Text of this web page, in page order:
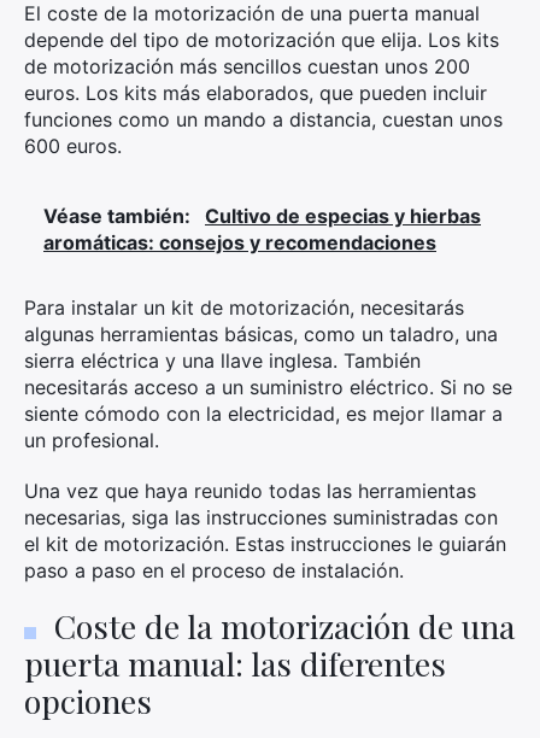
El coste de la motorización de una puerta manual
depende del tipo de motorización que elija. Los kits
de motorización más sencillos cuestan unos 200
euros. Los kits más elaborados, que pueden incluir
funciones como un mando a distancia, cuestan unos
600 euros.
Véase también:
Cultivo de especias y hierbas
aromáticas: consejos y recomendaciones
Para instalar un kit de motorización, necesitarás
algunas herramientas básicas, como un taladro, una
sierra eléctrica y una llave inglesa. También
necesitarás acceso a un suministro eléctrico. Si no se
siente cómodo con la electricidad, es mejor llamar a
un profesional.
Una vez que haya reunido todas las herramientas
necesarias, siga las instrucciones suministradas con
el kit de motorización. Estas instrucciones le guiarán
paso a paso en el proceso de instalación.
Coste de la motorización de una
puerta manual: las diferentes
opciones
Busca: